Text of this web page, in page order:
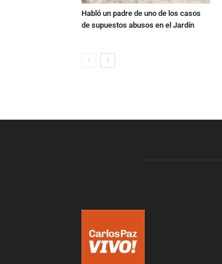
Habló un padre de uno de los casos
de supuestos abusos en el Jardín